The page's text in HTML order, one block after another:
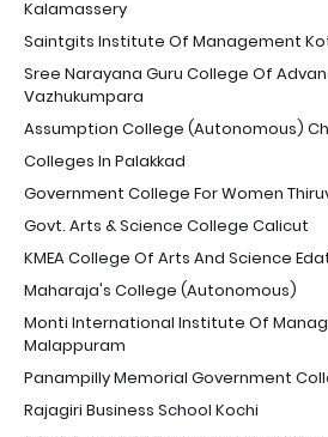
Kalamassery
Saintgits Institute Of Management
Sree Narayana Guru College Of
Vazhukumpara
Assumption College (Autonomous)
Colleges In Palakkad
Government College For Women
Govt. Arts & Science College Calicut
KMEA College Of Arts And Science
Maharaja's College (Autonomous)
Monti International Institute Of
Malappuram
Panampilly Memorial Government
Rajagiri Business School Kochi